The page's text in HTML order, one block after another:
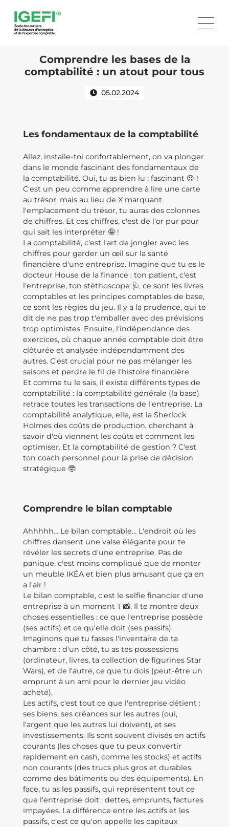
Comprendre les bases de la
comptabilité : un atout pour tous
05.02.2024
Les fondamentaux de la comptabilité
Allez, installe-toi confortablement, on va plonger
dans le monde fascinant des fondamentaux de
la comptabilité. Oui, tu as bien lu : fascinant 😍 !
C'est un peu comme apprendre à lire une carte
au trésor, mais au lieu de X marquant
l'emplacement du trésor, tu auras des colonnes
de chiffres. Et ces chiffres, c'est de l'or pur pour
qui sait les interpréter 🤪 !
La comptabilité, c'est l'art de jongler avec les
chiffres pour garder un œil sur la santé
financière d'une entreprise. Imagine que tu es le
docteur House de la finance : ton patient, c'est
l'entreprise, ton stéthoscope 🩺, ce sont les livres
comptables et les principes comptables de base,
ce sont les règles du jeu. Il y a la prudence, qui te
dit de ne pas trop t'emballer avec des prévisions
trop optimistes. Ensuite, l'indépendance des
exercices, où chaque année comptable doit être
clôturée et analysée indépendamment des
autres. C'est crucial pour ne pas mélanger les
saisons et perdre le fil de l'histoire financière.
Et comme tu le sais, il existe différents types de
comptabilité : la comptabilité générale (la base)
retrace toutes les transactions de l'entreprise. La
comptabilité analytique, elle, est la Sherlock
Holmes des coûts de production, cherchant à
savoir d'où viennent les coûts et comment les
optimiser. Et la comptabilité de gestion ? C'est
ton coach personnel pour la prise de décision
stratégique 🤓.
Comprendre le bilan comptable
Ahhhhh… Le bilan comptable… L'endroit où les
chiffres dansent une valse élégante pour te
révéler les secrets d'une entreprise. Pas de
panique, c'est moins compliqué que de monter
un meuble IKÉA et bien plus amusant que ça en
a l'air !
Le bilan comptable, c'est le selfie financier d'une
entreprise à un moment T 📸. Il te montre deux
choses essentielles : ce que l'entreprise possède
(ses actifs) et ce qu'elle doit (ses passifs).
Imaginons que tu fasses l'inventaire de ta
chambre : d'un côté, tu as tes possessions
(ordinateur, livres, ta collection de figurines Star
Wars), et de l'autre, ce que tu dois (peut-être un
emprunt à un ami pour le dernier jeu vidéo
acheté).
Les actifs, c'est tout ce que l'entreprise détient :
ses biens, ses créances sur les autres (oui,
l'argent que les autres lui doivent), et ses
investissements. Ils sont souvent divisés en actifs
courants (les choses que tu peux convertir
rapidement en cash, comme les stocks) et actifs
non courants (des trucs plus gros et durables,
comme des bâtiments ou des équipements). En
face, tu as les passifs, qui représentent tout ce
que l'entreprise doit : dettes, emprunts, factures
impayées. La différence entre les actifs et les
passifs, c'est ce qu'on appelle les capitaux